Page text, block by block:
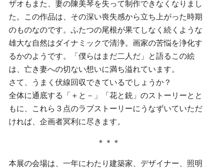
ザオもまた、妻の陳美琴を失って制作できなくなりまし
た。この作品は、その深い喪失感から立ち上がった時期
のものなのです。ふたつの尾根が果てしなく続くような
雄大な自然はダイナミックで清浄。画家の苦悩を浄化す
るかのようです。「僕らはまだ二人だ」と語るこの絵
は、亡き妻への切ない想いに満ち溢れています。
さて、うまく伏線回収できているでしょうか？
全体に通底する「＋と－」「花と銃」のストーリーとと
もに、これら３点のラブストーリーにうなずいていただ
ければ、企画者冥利に尽きます。
＊＊＊
本展の会場は、一年にわたり建築家、デザイナー、照明